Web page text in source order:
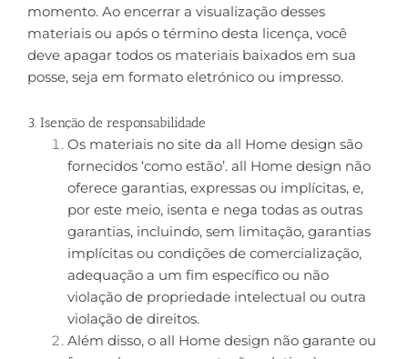
momento. Ao encerrar a visualização desses
materiais ou após o término desta licença, você
deve apagar todos os materiais baixados em sua
posse, seja em formato eletrónico ou impresso.
3. Isenção de responsabilidade
Os materiais no site da all Home design são
fornecidos ‘como estão’. all Home design não
oferece garantias, expressas ou implícitas, e,
por este meio, isenta e nega todas as outras
garantias, incluindo, sem limitação, garantias
implícitas ou condições de comercialização,
adequação a um fim específico ou não
violação de propriedade intelectual ou outra
violação de direitos.
Além disso, o all Home design não garante ou